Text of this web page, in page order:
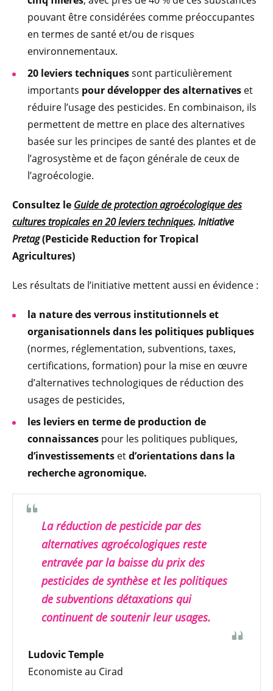
pouvant être considérées comme préoccupantes
en termes de santé et/ou de risques
environnementaux.
20 leviers techniquessont particulièrement
importants pour développer des alternatives et
réduire l’usage des pesticides. En combinaison, ils
permettent de mettre en place des alternatives
basée sur les principes de santé des plantes et de
l’agrosystème et de façon générale de ceux de
l’agroécologie.
Consultez le Guide de protection agroécologique des
cultures tropicales en 20 leviers techniques. Initiative
Pretag(Pesticide Reduction for Tropical
Agricultures)
Les résultats de l’initiative mettent aussi en évidence :
la nature des verrous institutionnels et
organisationnels dans les politiques publiques
(normes, réglementation, subventions, taxes,
certifications, formation) pour la mise en œuvre
d’alternatives technologiques de réduction des
usages de pesticides,
les leviers en terme de production de
connaissances pour les politiques publiques,
d’investissements etd’orientations dans la
recherche agronomique.
La réduction de pesticide par des
alternatives agroécologiques reste
entravée par la baisse du prix des
pesticides de synthèse et les politiques
de subventions détaxations qui
continuent de soutenir leur usages.
Ludovic Temple
Economiste au Cirad